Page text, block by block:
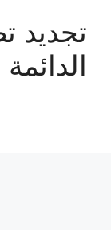
تجديد